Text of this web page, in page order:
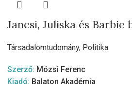
Jancsi, Juliska és Barbie
Társadalomtudomány, Politika
Szerző: Mózsi Ferenc
Kiadó: Balaton Akadémia